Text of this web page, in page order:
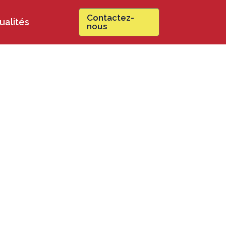
Contactez-
nous